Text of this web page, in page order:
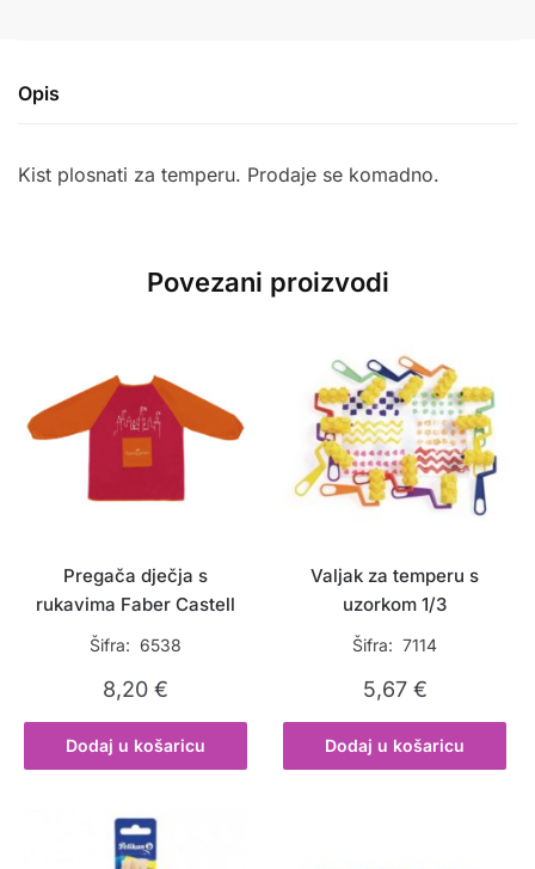
Opis
Kist plosnati za temperu. Prodaje se komadno.
Povezani proizvodi
Pregača dječja s
rukavima Faber Castell
Šifra: 6538
8,20€
Dodaj u košaricu
Valjak za temperu s
uzorkom 1/3
Šifra: 7114
5,67 €
Dodaj u košaricu